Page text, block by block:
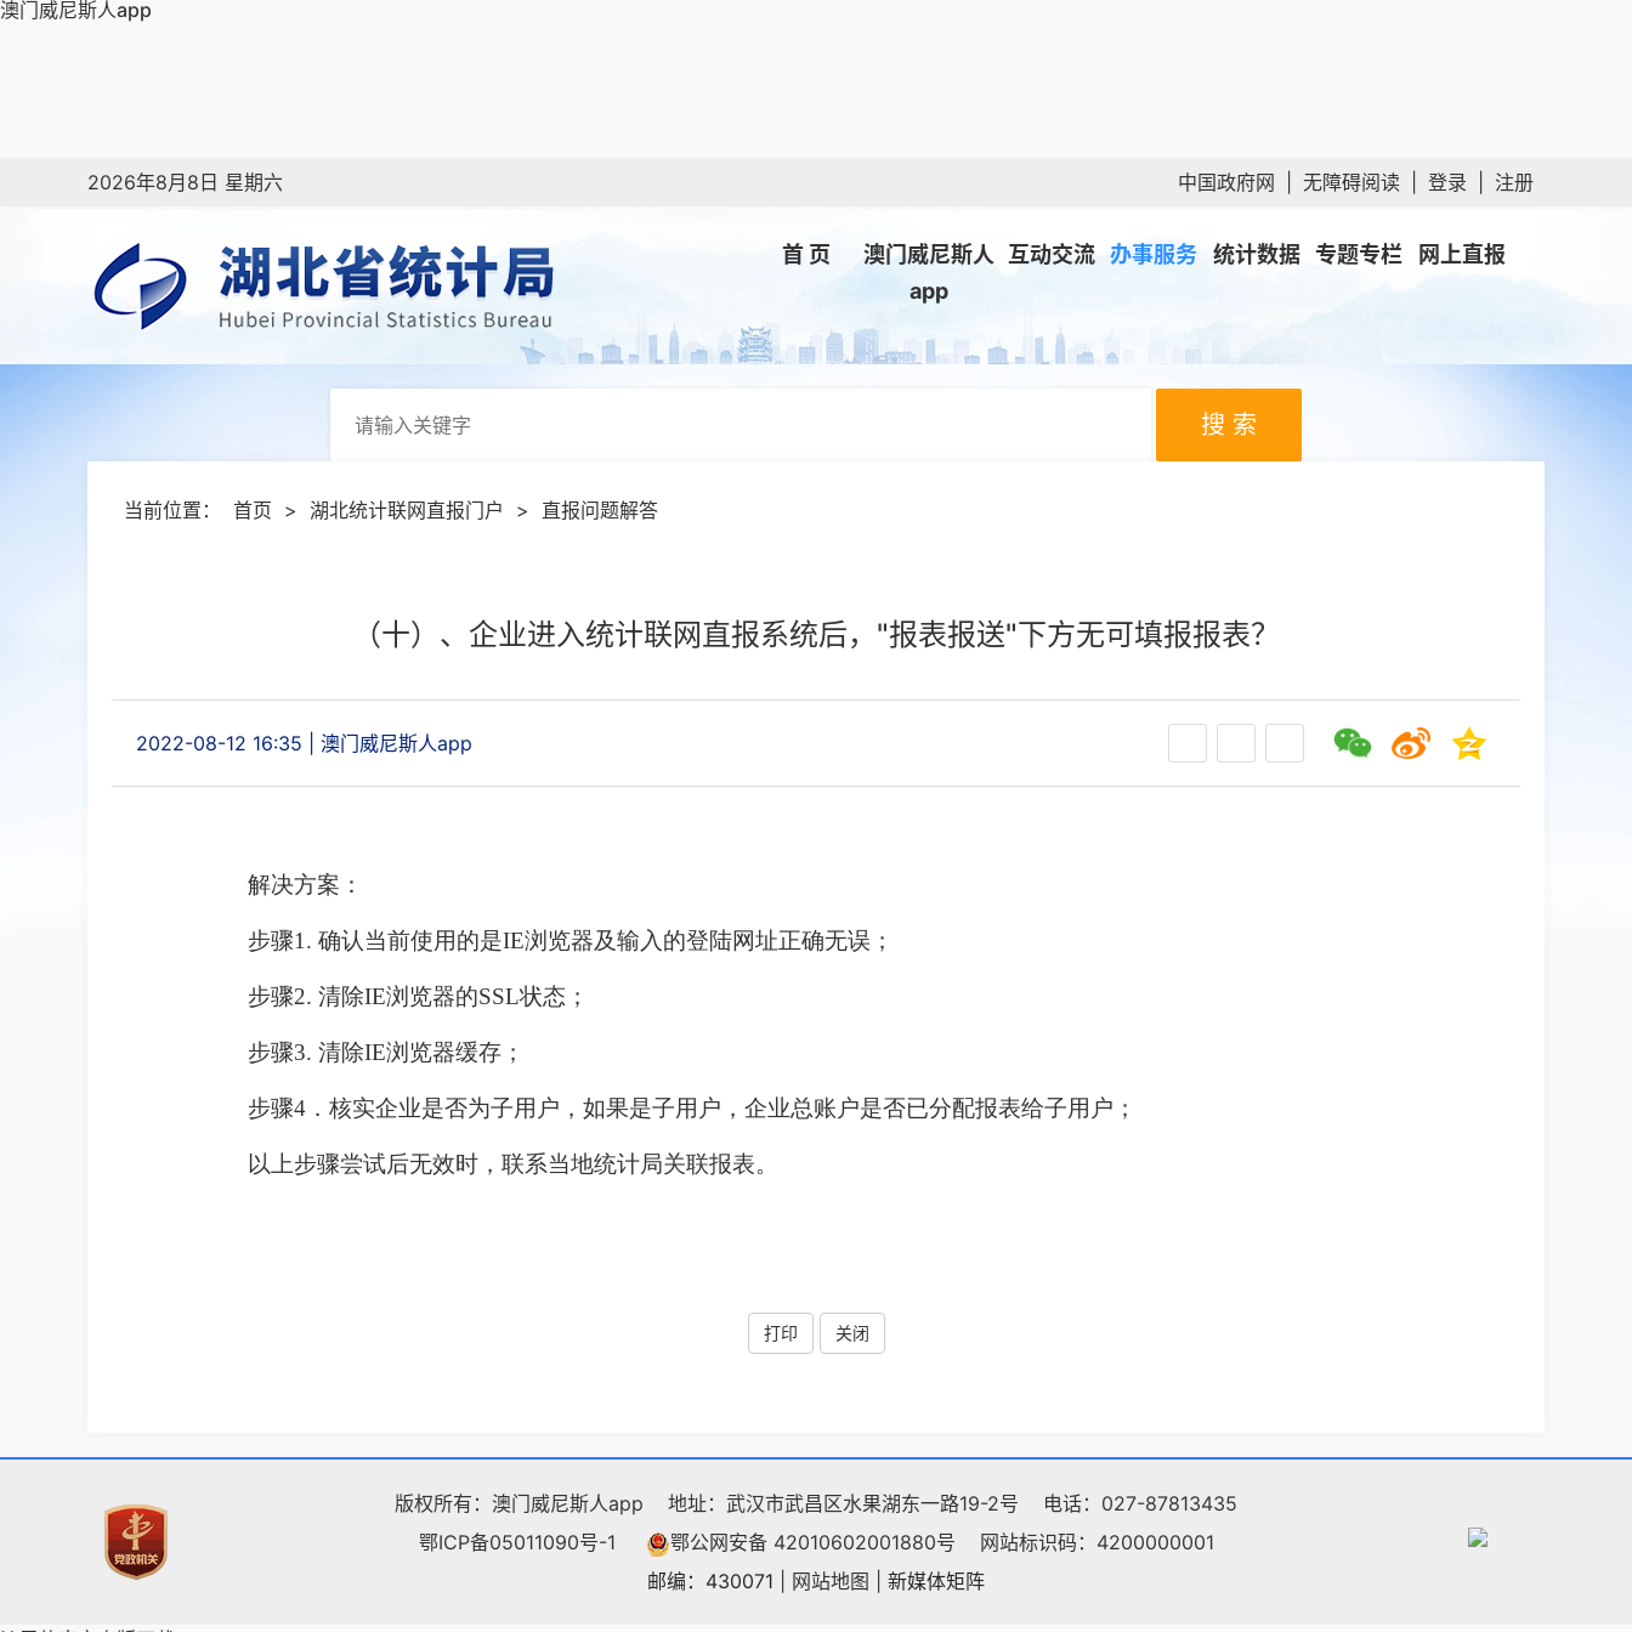
澳门威尼斯人app
2026年8月8日 星期六 中国政府网 无障碍阅读 登录 注册
首 页
澳门威尼斯人
app
互动交流 办事服务 统计数据 专题专栏 网上直报
搜 索
当前位置： 首页 > 湖北统计联网直报门户 > 直报问题解答
（十）、企业进入统计联网直报系统后，"报表报送"下方无可填报报表？
2022-08-12 16:35 澳门威尼斯人app
解决方案：
步骤1. 确认当前使用的是IE浏览器及输入的登陆网址正确无误；
步骤2. 清除IE浏览器的SSL状态；
步骤3. 清除IE浏览器缓存；
步骤4．核实企业是否为子用户，如果是子用户，企业总账户是否已分配报表给子用户；
以上步骤尝试后无效时，联系当地统计局关联报表。
打印 关闭
版权所有：澳门威尼斯人app 地址：武汉市武昌区水果湖东一路19-2号
电话：027-87813435
鄂ICP备05011090号-1
鄂公网安备 42010602001880号
网站标识码：4200000001
邮编：430071
网站地图 新媒体矩阵